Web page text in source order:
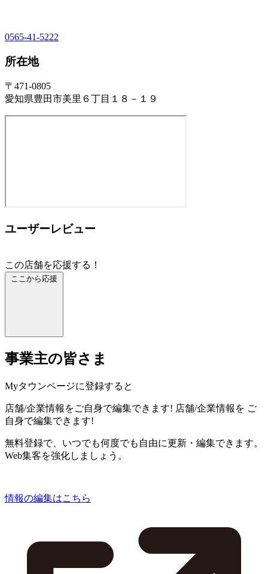
0565-41-5222
所在地
〒471-0805
愛知県豊田市美里６丁目１８－１９
ユーザーレビュー
この店舗を応援する！
ここから応援
事業主の皆さま
Myタウンページに登録すると
店舗/企業情報をご自身で編集できます! 店舗/企業情報を ご
自身で編集できます!
無料登録で、いつでも何度でも自由に更新・編集できます。
Web集客を強化しましょう。
情報の編集はこちら